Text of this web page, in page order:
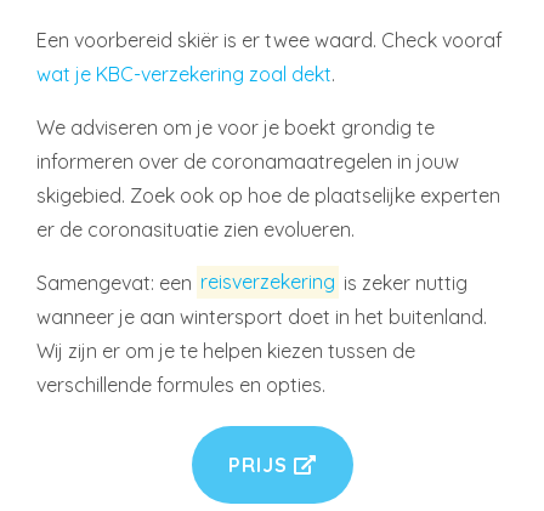
Een voorbereid skiër is er twee waard. Check vooraf
wat je KBC-verzekering zoal dekt.
We adviseren om je voor je boekt grondig te
informeren over de coronamaatregelen in jouw
skigebied. Zoek ook op hoe de plaatselijke experten
er de coronasituatie zien evolueren.
Samengevat: een reisverzekering is zeker nuttig
wanneer je aan wintersport doet in het buitenland.
Wij zijn er om je te helpen kiezen tussen de
verschillende formules en opties.
PRIJS